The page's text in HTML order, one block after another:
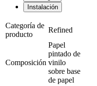
Instalación
Categoría de
producto
Refined
Composición
Papel
pintado de
vinilo
sobre base
de papel